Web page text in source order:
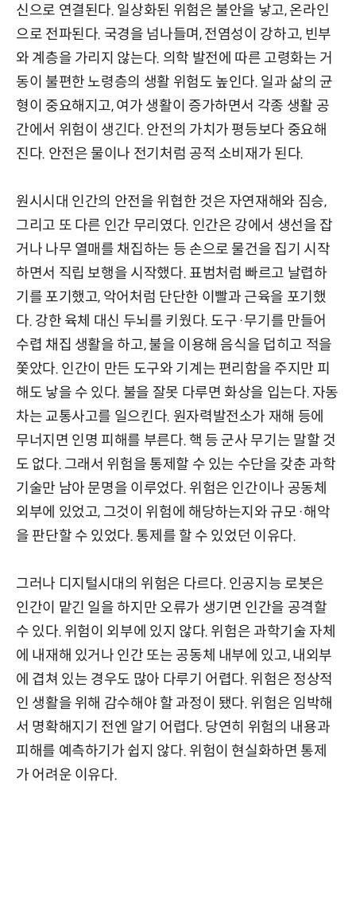
신으로 연결된다. 일상화된 위험은 불안을 낳고, 온라인
으로 전파된다. 국경을 넘나들며, 전염성이 강하고, 빈부
와 계층을 가리지 않는다. 의학 발전에 따른 고령화는 거
동이 불편한 노령층의 생활 위험도 높인다. 일과 삶의 균
형이 중요해지고, 여가 생활이 증가하면서 각종 생활 공
간에서 위험이 생긴다. 안전의 가치가 평등보다 중요해
진다. 안전은 물이나 전기처럼 공적 소비재가 된다.
원시시대 인간의 안전을 위협한 것은 자연재해와 짐승,
그리고 또 다른 인간 무리였다. 인간은 강에서 생선을 잡
거나 나무 열매를 채집하는 등 손으로 물건을 집기 시작
하면서 직립 보행을 시작했다. 표범처럼 빠르고 날렵하
기를 포기했고, 악어처럼 단단한 이빨과 근육을 포기했
다. 강한 육체 대신 두뇌를 키웠다. 도구·무기를 만들어
수렵 채집 생활을 하고, 불을 이용해 음식을 덥히고 적을
쫓았다. 인간이 만든 도구와 기계는 편리함을 주지만 피
해도 낳을 수 있다. 불을 잘못 다루면 화상을 입는다. 자동
차는 교통사고를 일으킨다. 원자력발전소가 재해 등에
무너지면 인명 피해를 부른다. 핵 등 군사 무기는 말할 것
도 없다. 그래서 위험을 통제할 수 있는 수단을 갖춘 과학
기술만 남아 문명을 이루었다. 위험은 인간이나 공동체
외부에 있었고, 그것이 위험에 해당하는지와 규모·해악
을 판단할 수 있었다. 통제를 할 수 있었던 이유다.
그러나 디지털시대의 위험은 다르다. 인공지능 로봇은
인간이 맡긴 일을 하지만 오류가 생기면 인간을 공격할
수 있다. 위험이 외부에 있지 않다. 위험은 과학기술 자체
에 내재해 있거나 인간 또는 공동체 내부에 있고, 내외부
에 겹쳐 있는 경우도 많아 다루기 어렵다. 위험은 정상적
인 생활을 위해 감수해야 할 과정이 됐다. 위험은 임박해
서 명확해지기 전엔 알기 어렵다. 당연히 위험의 내용과
피해를 예측하기가 쉽지 않다. 위험이 현실화하면 통제
가 어려운 이유다.